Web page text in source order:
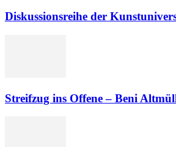
Diskussionsreihe der
Streifzug ins Offene – Beni